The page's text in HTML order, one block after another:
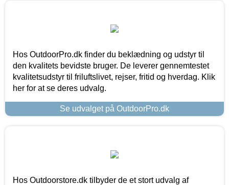
Hos OutdoorPro.dk finder du beklædning og udstyr til
den kvalitets bevidste bruger. De leverer gennemtestet
kvalitetsudstyr til friluftslivet, rejser, fritid og hverdag. Klik
her for at se deres udvalg.
Se udvalget på OutdoorPro.dk
Hos Outdoorstore.dk tilbyder de et stort udvalg af